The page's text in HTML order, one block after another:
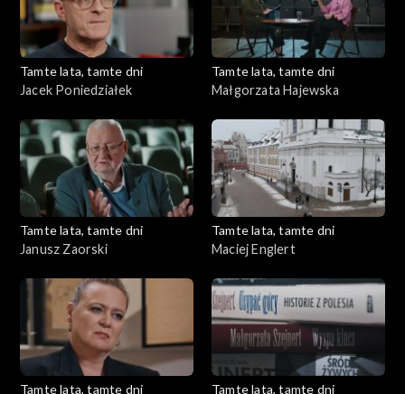
Tamte lata, tamte dni
Jacek Poniedziałek
Tamte lata, tamte dni
Małgorzata Hajewska
Tamte lata, tamte dni
Janusz Zaorski
Tamte lata, tamte dni
Maciej Englert
Tamte lata, tamte dni
Tamte lata, tamte dni